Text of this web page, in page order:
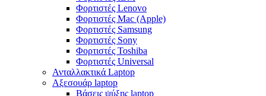
Φορτιστές Lenovo
Φορτιστές Mac (Apple)
Φορτιστές Samsung
Φορτιστές Sony
Φορτιστές Toshiba
Φορτιστές Universal
Ανταλλακτικά Laptop
Αξεσουάρ laptop
Βάσεις ψύξης laptop